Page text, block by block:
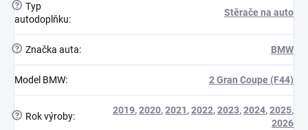
? Typ
autodoplňku:
Stěrače na auto
? Značka auta: BMW
Model BMW: 2 Gran Coupe (F44)
? Rok výroby:
2019,2020,2021,2022,2023,2024,2025,
2026